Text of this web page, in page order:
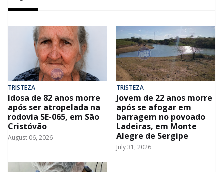
TRISTEZA
Idosa de 82 anos morre
após ser atropelada na
rodovia SE-065, em São
Cristóvão
August 06, 2026
TRISTEZA
Jovem de 22 anos morre
após se afogar em
barragem no povoado
Ladeiras, em Monte
Alegre de Sergipe
July 31, 2026